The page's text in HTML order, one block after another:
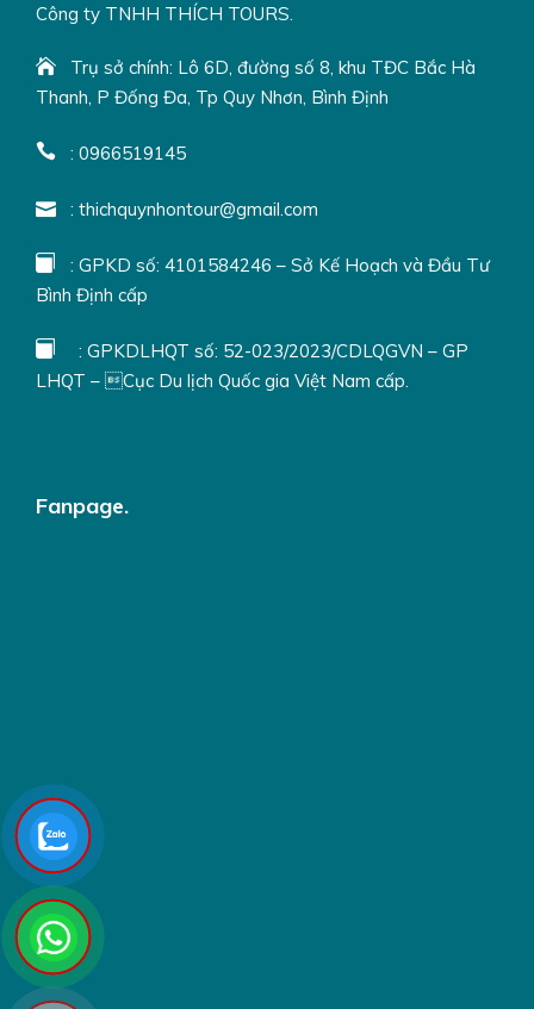
Check in khi chèo SUP
Chèo SUP khám phá rừng ngập mặn Cồn Chim
Lịch Trình
Công ty TNHH THÍCH TOURS.
Trụ sở chính: Lô 6D, đường số 8, khu TĐC Bắc Hà
Thanh, P Đống Đa, Tp Quy Nhơn, Bình Định
: 0966519145
: thichquynhontour@gmail.com
: GPKD số: 4101584246 – Sở Kế Hoạch và Đầu Tư
Bình Định cấp
: GPKDLHQT số: 52-023/2023/CDLQGVN – GP
LHQT – Cục Du lịch Quốc gia Việt Nam cấp.
Fanpage.